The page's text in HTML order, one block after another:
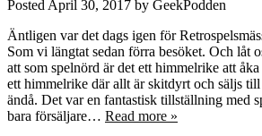
Posted April 30, 2017 by GeekPodden
Äntligen var det dags igen för
Som vi längtat sedan förra besöket. Och låt
att som spelnörd är det ett himmelrike att
ett himmelrike där allt är skitdyrt och säljs till
ändå. Det var en fantastisk tillställning med
bara försäljare… Read more »